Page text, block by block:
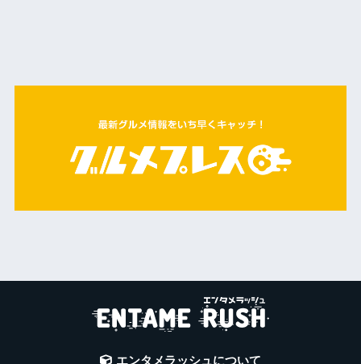
エンタメラッシュについて